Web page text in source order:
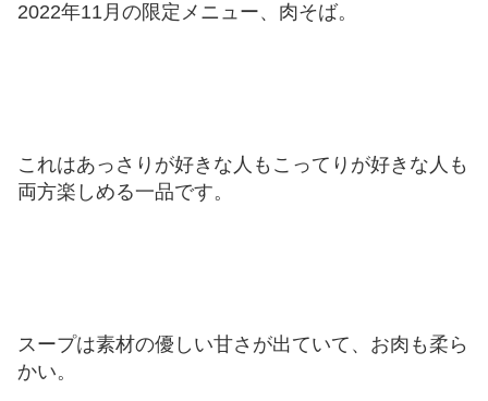
2022年11月の限定メニュー、肉そば。
これはあっさりが好きな人もこってりが好きな人も
両方楽しめる一品です。
スープは素材の優しい甘さが出ていて、お肉も柔ら
かい。